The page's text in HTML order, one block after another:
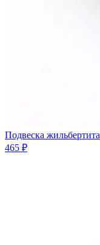
Подвеска жильбертита
465 ₽